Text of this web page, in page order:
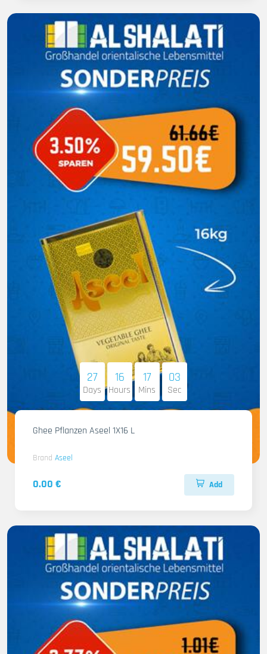
27
Days
16
Hours
17
Mins
01
Sec
Ghee Pflanzen Aseel 1X16 L
Brand Aseel
0.00 € Add